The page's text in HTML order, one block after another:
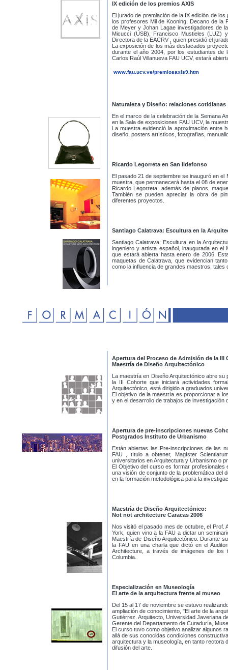
IX edición de los premios AXIS
El jurado de premiación de la IX edición de
los profesores Mil de Kooning, Decano de la
de Meyer y Johan Lagae investigadores de
Micucci (USB), Francisco Mustieles (LUZ)
Directora de la EACRV , quien presidió el
La exposición de los más destacados
durante el año 2004, por los estudiantes de
Carlos Raúl Villanueva FAU UCV, estará
www.fau.ucv.ve/premiosaxis9.htm
Naturaleza y Diseño: relaciones cotidianas
En el marco de la celebración de la Semana
en la Sala de exposiciones FAU UCV, la
La muestra evidenció la aproximación entre
diseño, posters artísticos, fotografías,
Ricardo Legorreta en San Ildefonso
El pasado 21 de septiembre se inauguró en
muestra, que permanecerá hasta el 08 de
Ricardo Legorreta, además de planos,
También se pueden apreciar la obra de
diferentes proyectos.
Santiago Calatrava: Escultura en la
Santiago Calatrava: Escultura en la
ingeniero y artista español, inaugurada en el
que estará abierta hasta enero de 2006.
maquetas de Calatrava, que evidencian
como la influencia de grandes maestros,
Apertura del Proceso de Admisión de la III
Maestría de Diseño Arquitectónico
La maestría en Diseño Arquitectónico abre
la III Cohorte que iniciará actividades
Arquitectónico, está dirigido a graduados
El objetivo de la maestría es proporcionar a
y en el desarrollo de trabajos de
Apertura de pre-inscripciones nuevas
Postgrados Instituto de Urbanismo
Están abiertas las Pre-inscripciones de las
FAU , título a obtener, Magíster
universitarios en Arquitectura y Urbanismo o
El Objetivo del curso es formar
una visión de conjunto de la problemática del
en la formación metodológica para la
Maestría de Diseño Arquitectónico:
Not not architecture Caracas 2006
Nos visitó el pasado mes de octubre, el Prof.
York, quien vino a la FAU a dictar un
Maestría de Diseño Arquitectónico. Durante
la FAU en una charla que dictó en el
Architecture, a través de imágenes de los
Columbia.
Especialización en Museología
El arte de la arquitectura frente al museo
Del 15 al 17 de noviembre se estuvo
ampliación de conocimiento, "El arte de la
Gutiérrez. Arquitecto, Universidad Javeriana
Gerente del Departamento de Curaduría,
El curso tuvo como objetivo analizar algunos
allá de sus conocidas condiciones
arquitectura y la museología, en tanto rectora
difusión del arte.